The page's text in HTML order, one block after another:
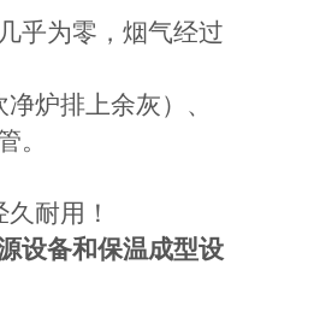
乎为零，烟气经过
炉排上余灰）、
。
耐用！
设备和保温成型设